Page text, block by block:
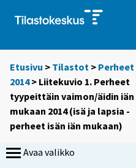
Etusivu > Tilastot > Perheet
2014> Liitekuvio 1. Perheet
tyypeittäin vaimon/äidin iän
mukaan 2014 (isä ja lapsia -
perheet isän iän mukaan)
Avaa valikko